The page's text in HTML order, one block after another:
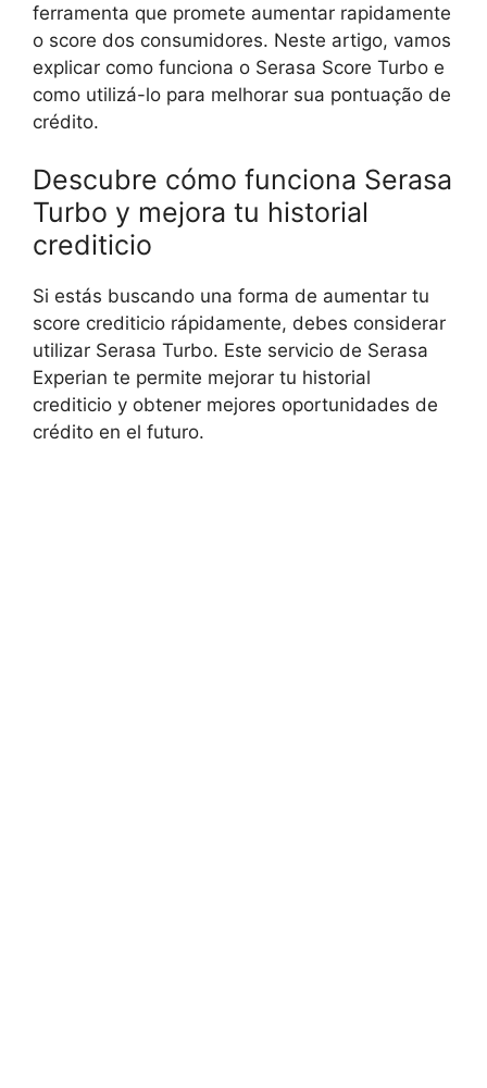
ferramenta que promete aumentar rapidamente
o score dos consumidores. Neste artigo, vamos
explicar como funciona o Serasa Score Turbo e
como utilizá-lo para melhorar sua pontuação de
crédito.
Descubre cómo funciona Serasa
Turbo y mejora tu historial
crediticio
Si estás buscando una forma de aumentar tu
score crediticio rápidamente, debes considerar
utilizar Serasa Turbo. Este servicio de Serasa
Experian te permite mejorar tu historial
crediticio y obtener mejores oportunidades de
crédito en el futuro.